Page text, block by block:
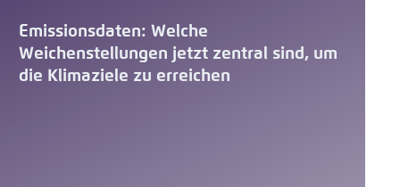
Emissionsdaten: Welche
Weichenstellungen jetzt zentral sind, um
die Klimaziele zu erreichen